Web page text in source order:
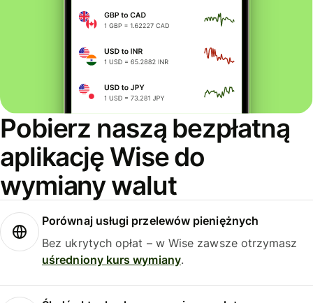
Pobierz naszą bezpłatną
aplikację Wise do
wymiany walut
Porównaj usługi przelewów pieniężnych
Bez ukrytych opłat – w Wise zawsze otrzymasz
uśredniony kurs wymiany.